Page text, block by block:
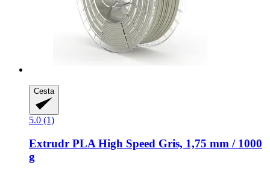
Cesta
5.0 (1)
Extrudr PLA High Speed Gris, 1,75 mm / 1000
g